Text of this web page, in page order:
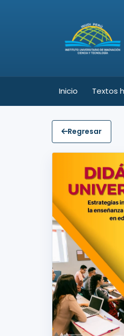
Inicio Textos
Regresar